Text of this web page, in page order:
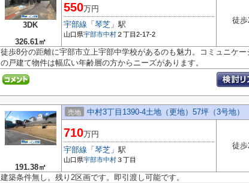
3DK
326.61㎡
550万円
宇部線 「 琴芝 」駅
山口県宇部市中村 ２丁目2-17-2
徒歩
徒歩8分の距離に宇部市立上宇部中学校があるのも魅力。コミュニケ
の戸建て物件は幅広い年齢層の方からニーズがあります。
191.38㎡
売地 中村3丁目1390-4土地（更地）57坪（3号地）
710万円
宇部線 「 琴芝 」駅
山口県宇部市中村３丁目
徒歩
建築条件無し。残り2区画です。即引渡し可能です。